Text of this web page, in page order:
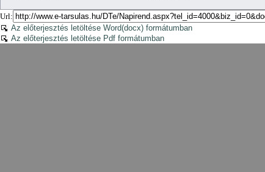
Url:
Az előterjesztés letöltése Word(docx) formátumban
Az előterjesztés letöltése Pdf formátumban